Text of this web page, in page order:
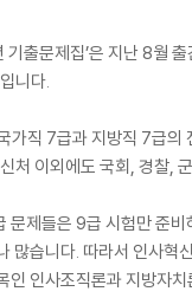
출문제집’은 지난 8월
니다.
가직 7급과 지방직 7급
처 이외에도 국회, 경찰,
문제들은 9급 시험만 준
많습니다. 따라서 인사
인 인사조직론과 지방자